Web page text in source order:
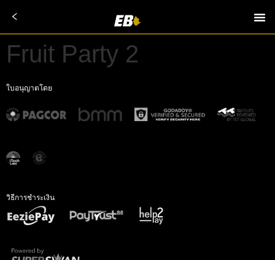
Fruit Party 2
ใบอนุญาตโดย
วิธีการชำระเงิน